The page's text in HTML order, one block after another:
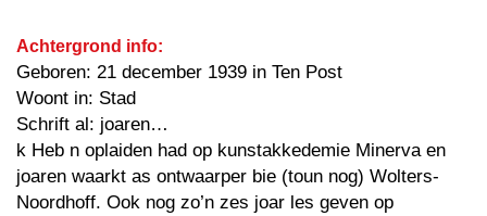
Achtergrond info:
Geboren: 21 december 1939 in Ten Post
Woont in: Stad
Schrift al: joaren…
k Heb n oplaiden had op kunstakkedemie Minerva en
joaren waarkt as ontwaarper bie (toun nog) Wolters-
Noordhoff. Ook nog zo’n zes joar les geven op